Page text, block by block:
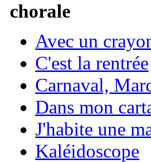
chorale
Avec un
C'est la rentrée
Carnaval,
Dans mon
J'habite une
Kaléidoscope